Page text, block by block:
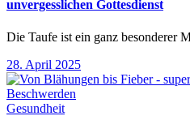
unvergesslichen Gottesdienst
Die Taufe ist ein ganz besonderer
28. April 2025
Gesundheit